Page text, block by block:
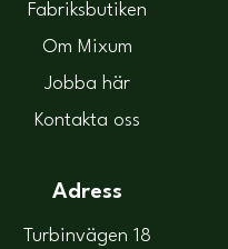
Fabriksbutiken
Om Mixum
Jobba här
Kontakta oss
Adress
Turbinvägen 18